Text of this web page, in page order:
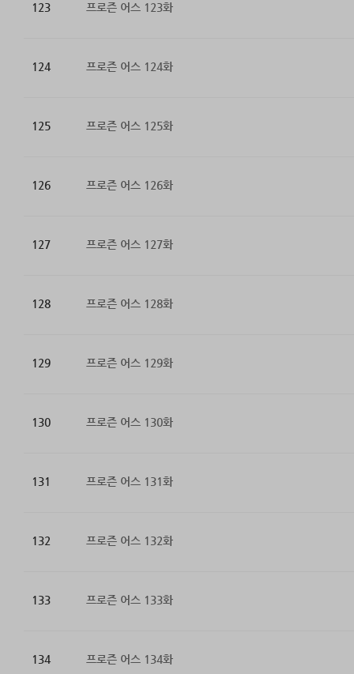
123 프로즌 어스 123화
124 프로즌 어스 124화
125 프로즌 어스 125화
126 프로즌 어스 126화
127 프로즌 어스 127화
128 프로즌 어스 128화
129 프로즌 어스 129화
130 프로즌 어스 130화
131 프로즌 어스 131화
132 프로즌 어스 132화
133 프로즌 어스 133화
134 프로즌 어스 134화